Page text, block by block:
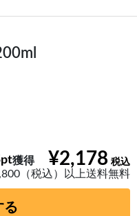
¥2,178
獲得
（税込）以上送料無料
る